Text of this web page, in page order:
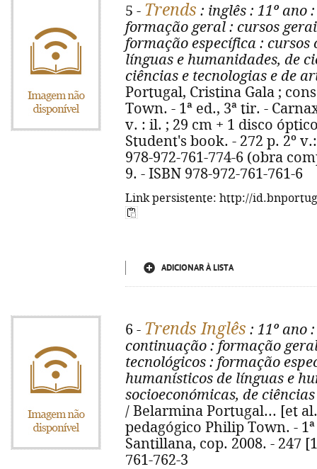
5 - Trends : inglês : 11º ano
formação geral : cursos
formação específica : cursos
línguas e humanidades, de
ciências e tecnologias e de
Portugal, Cristina Gala ;
Town. - 1ª ed., 3ª tir. -
v. : il. ; 29 cm + 1 disco
Student's book. - 272 p. 2º
978-972-761-774-6 (obra
9. - ISBN 978-972-761-761-6
Link persistente: http://
ADICIONAR À LISTA
6 - Trends Inglês : 11º ano
continuação : formação
tecnológicos : formação
humanísticos de línguas e
socioeconómicas, de
/ Belarmina Portugal... [et
pedagógico Philip Town. -
Santillana, cop. 2008. - 247
761-762-3